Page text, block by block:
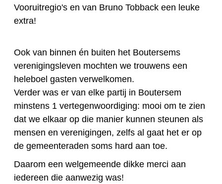
Vooruitregio's en van Bruno Tobback een leuke
extra!
Ook van binnen én buiten het Boutersems
verenigingsleven mochten we trouwens een
heleboel gasten verwelkomen.
Verder was er van elke partij in Boutersem
minstens 1 vertegenwoordiging: mooi om te zien
dat we elkaar op die manier kunnen steunen als
mensen en verenigingen, zelfs al gaat het er op
de gemeenteraden soms hard aan toe.
Daarom een welgemeende dikke merci aan
iedereen die aanwezig was!